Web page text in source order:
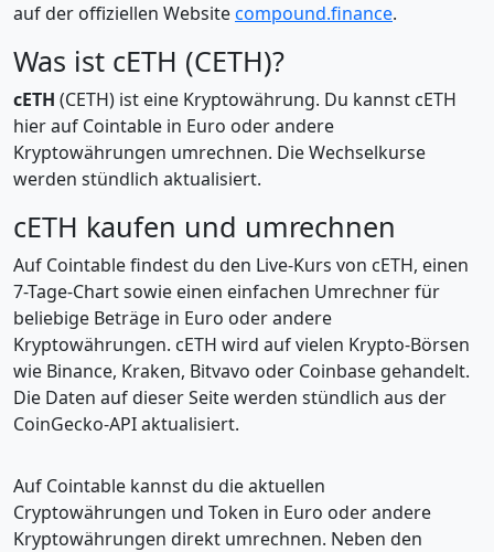
auf der offiziellen Websitecompound.finance.
Was ist cETH (CETH)?
cETH (CETH) ist eine Kryptowährung. Du kannst cETH
hier auf Cointable in Euro oder andere
Kryptowährungen umrechnen. Die Wechselkurse
werden stündlich aktualisiert.
cETH kaufen und umrechnen
Auf Cointable findest du den Live-Kurs von cETH, einen
7-Tage-Chart sowie einen einfachen Umrechner für
beliebige Beträge in Euro oder andere
Kryptowährungen. cETH wird auf vielen Krypto-Börsen
wie Binance, Kraken, Bitvavo oder Coinbase gehandelt.
Die Daten auf dieser Seite werden stündlich aus der
CoinGecko-API aktualisiert.
Auf Cointable kannst du die aktuellen
Cryptowährungen und Token in Euro oder andere
Kryptowährungen direkt umrechnen. Neben den